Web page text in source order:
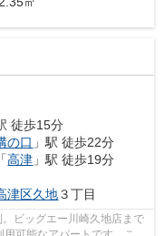
徒歩15分
の口 」駅 徒歩22分
「高津 」駅 徒歩19分
津区久地３丁目
ビッグエー川崎久地店まで